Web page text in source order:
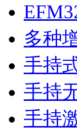
多种
手持
手持
手持